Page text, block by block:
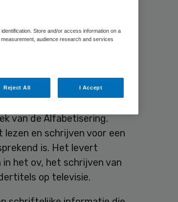
onder laaggeletterde
van de Alfabetisering.
en schrijven voor een
is. Het levert
in het ov, het schrijven van
op televisie.
Store and/or access information on a
audience research and services
Reject All I Accept